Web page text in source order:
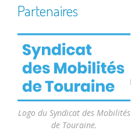
Partenaires
Logo du Syndicat des Mobilités
de Touraine.